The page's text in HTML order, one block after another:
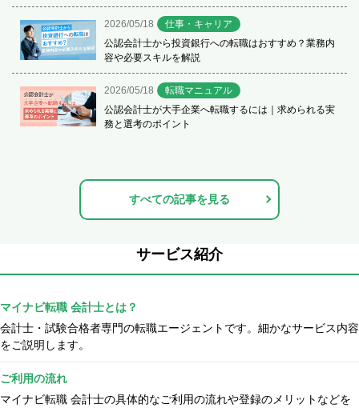
2026/05/18
仕事・キャリア
公認会計士から投資銀行への転職はおすすめ？業務内
容や必要スキルを解説
2026/05/18
転職マニュアル
公認会計士が大手企業へ転職するには｜求められる実
務と選考のポイント
すべての記事を見る
サービス紹介
マイナビ転職 会計士とは？
会計士・試験合格者専門の転職エージェントです。細かなサービス内容
をご説明します。
ご利用の流れ
マイナビ転職 会計士の具体的なご利用の流れや登録のメリットなどを